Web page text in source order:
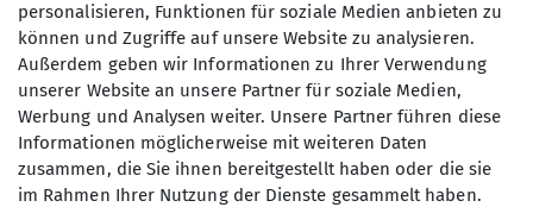
+49 15144978299
Kontakt aufnehmen
Maximale Teilnehmeranzahl
12
personalisieren, Funktionen für soziale Medien anbieten zu
können und Zugriffe auf unsere Website zu analysieren.
Außerdem geben wir Informationen zu Ihrer Verwendung
unserer Website an unsere Partner für soziale Medien,
Werbung und Analysen weiter. Unsere Partner führen diese
Informationen möglicherweise mit weiteren Daten
zusammen, die Sie ihnen bereitgestellt haben oder die sie
im Rahmen Ihrer Nutzung der Dienste gesammelt haben.